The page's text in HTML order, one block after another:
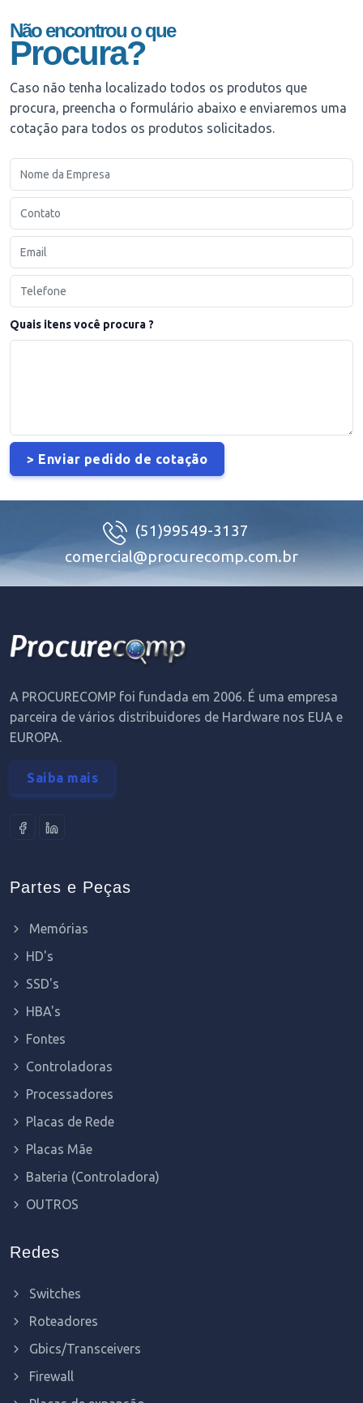
Não encontrou o que
Procura?
Caso não tenha localizado todos os produtos que
procura, preencha o formulário abaixo e enviaremos uma
cotação para todos os produtos solicitados.
Quais itens você procura ?
(51)99549-3137
comercial@procurecomp.com.br
A PROCURECOMP foi fundada em 2006. É uma empresa
parceira de vários distribuidores de Hardware nos EUA e
EUROPA.
Saiba mais
Partes e Peças
Memórias
HD's
SSD's
HBA's
Fontes
Controladoras
Processadores
Placas de Rede
Placas Mãe
Bateria (Controladora)
OUTROS
Redes
Switches
Roteadores
Gbics/Transceivers
Firewall